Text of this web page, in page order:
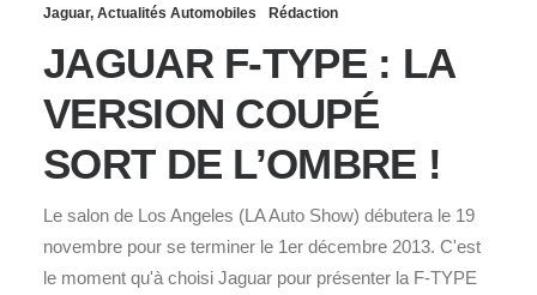
Jaguar, Actualités Automobiles Rédaction
JAGUAR F-TYPE : LA
VERSION COUPÉ
SORT DE L’OMBRE !
Le salon de Los Angeles (LA Auto Show) débutera le 19
novembre pour se terminer le 1er décembre 2013. C'est
le moment qu'à choisi Jaguar pour présenter la F-TYPE